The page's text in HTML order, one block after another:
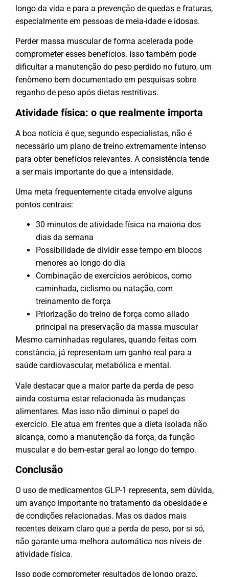
longo da vida e para a prevenção de quedas e fraturas,
especialmente em pessoas de meia-idade e idosas.
Perder massa muscular de forma acelerada pode
comprometer esses benefícios. Isso também pode
dificultar a manutenção do peso perdido no futuro, um
fenômeno bem documentado em pesquisas sobre
reganho de peso após dietas restritivas.
Atividade física: o que realmente importa
A boa notícia é que, segundo especialistas, não é
necessário um plano de treino extremamente intenso
para obter benefícios relevantes. A consistência tende
a ser mais importante do que a intensidade.
Uma meta frequentemente citada envolve alguns
pontos centrais:
30 minutos de atividade física na maioria dos
dias da semana
Possibilidade de dividir esse tempo em blocos
menores ao longo do dia
Combinação de exercícios aeróbicos, como
caminhada, ciclismo ou natação, com
treinamento de força
Priorização do treino de força como aliado
principal na preservação da massa muscular
Mesmo caminhadas regulares, quando feitas com
constância, já representam um ganho real para a
saúde cardiovascular, metabólica e mental.
Vale destacar que a maior parte da perda de peso
ainda costuma estar relacionada às mudanças
alimentares. Mas isso não diminui o papel do
exercício. Ele atua em frentes que a dieta isolada não
alcança, como a manutenção da força, da função
muscular e do bem-estar geral ao longo do tempo.
Conclusão
O uso de medicamentos GLP-1 representa, sem dúvida,
um avanço importante no tratamento da obesidade e
de condições relacionadas. Mas os dados mais
recentes deixam claro que a perda de peso, por si só,
não garante uma melhora automática nos níveis de
atividade física.
Isso pode comprometer resultados de longo prazo,